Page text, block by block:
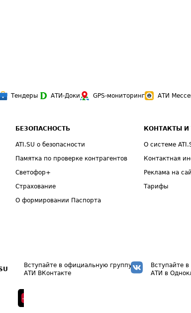
Тендеры АТИ-Доки GPS-мониторинг АТИ
БЕЗОПАСНОСТЬ
ATI.SU о безопасности
Памятка по проверке контрагентов
Светофор+
Страхование
О формировании Паспорта
КОНТАКТЫ И
О системе
Контактная
Реклама на
Тарифы
Вступайте в официальную группу
АТИ ВКонтакте
Вступайте
АТИ в